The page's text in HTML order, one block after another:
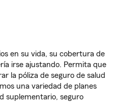
en su vida, su cobertura de
irse ajustando. Permita que
la póliza de seguro de salud
una variedad de planes
suplementario, seguro